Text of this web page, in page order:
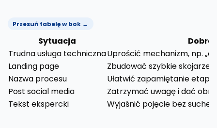
Przesuń tabelę w bok →
Sytuacja
Dobra
Trudna usługa technicznaUprościć mechanizm, np.
Landing page
Zbudować szybkie
Nazwa procesu
Ułatwić zapamiętanie
Post social media
Zatrzymać uwagę i dać
Tekst ekspercki
Wyjaśnić pojęcie bez suchej